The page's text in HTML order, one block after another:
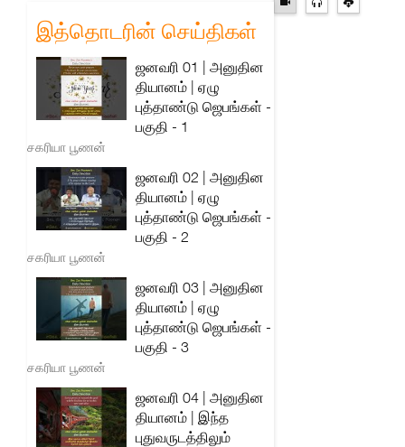
இத்தொடரின் செய்திகள்
ஜனவரி 01 | அனுதின
தியானம் | ஏழு
புத்தாண்டு ஜெபங்கள் -
பகுதி - 1
சகரியா பூணன்
ஜனவரி 02 | அனுதின
தியானம் | ஏழு
புத்தாண்டு ஜெபங்கள் -
பகுதி - 2
சகரியா பூணன்
ஜனவரி 03 | அனுதின
தியானம் | ஏழு
புத்தாண்டு ஜெபங்கள் -
பகுதி - 3
சகரியா பூணன்
ஜனவரி 04 | அனுதின
தியானம் | இந்த
புதுவருடத்திலும்